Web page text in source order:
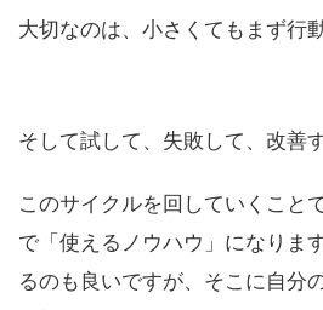
大切なのは、小さくてもまず行
そして試して、失敗して、改善す
このサイクルを回していくこと
で「使えるノウハウ」になりま
るのも良いですが、そこに自分